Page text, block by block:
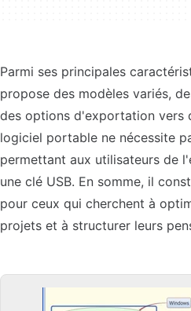
Parmi ses principales
propose des modèles variés,
des options d'exportation vers
logiciel portable ne nécessite
permettant aux utilisateurs de
une clé USB. En somme, il
pour ceux qui cherchent à
projets et à structurer leurs